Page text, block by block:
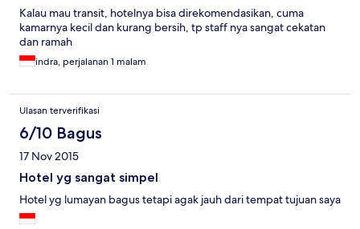
Kalau mau transit, hotelnya bisa direkomendasikan, cuma
kamarnya kecil dan kurang bersih, tp staff nya sangat cekatan
dan ramah
indra, perjalanan 1 malam
Ulasan terverifikasi
6/10 Bagus
17 Nov 2015
Hotel yg sangat simpel
Hotel yg lumayan bagus tetapi agak jauh dari tempat tujuan saya